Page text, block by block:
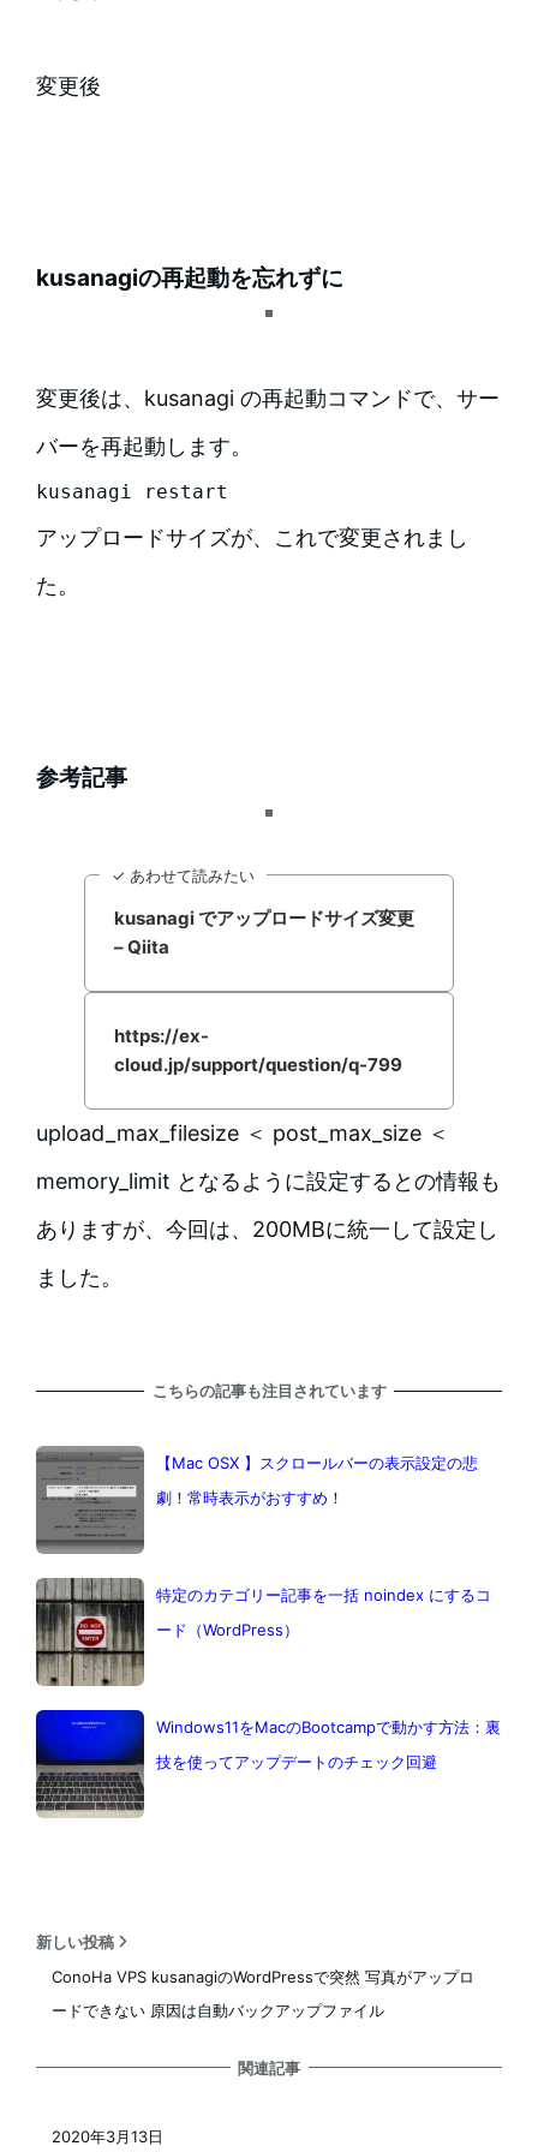
変更後
kusanagiの再起動を忘れずに
変更後は、kusanagi の再起動コマンドで、サー
バーを再起動します。
kusanagi restart
アップロードサイズが、これで変更されまし
た。
参考記事
✓ あわせて読みたい
kusanagi でアップロードサイズ変更
– Qiita
https://ex-
cloud.jp/support/question/q-799
upload_max_filesize ＜ post_max_size ＜
memory_limit となるように設定するとの情報も
ありますが、今回は、200MBに統一して設定し
ました。
こちらの記事も注目されています
【Mac OSX 】スクロールバーの表示設定の悲
劇！常時表示がおすすめ！
特定のカテゴリー記事を一括 noindex にするコ
ード（WordPress）
Windows11をMacのBootcampで動かす方法：裏
技を使ってアップデートのチェック回避
新しい投稿
ConoHa VPS kusanagiのWordPressで突然 写真がアップロ
ードできない 原因は自動バックアップファイル
関連記事
2020年3月13日